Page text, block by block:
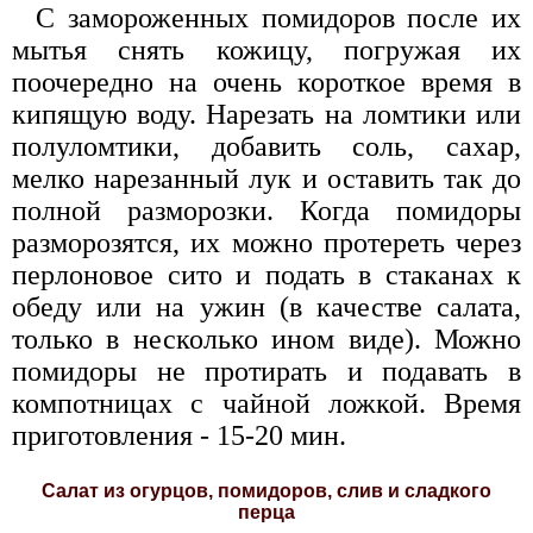
С замороженных помидоров после их
мытья снять кожицу, погружая их
поочередно на очень короткое время в
кипящую воду. Нарезать на ломтики или
полуломтики, добавить соль, сахар,
мелко нарезанный лук и оставить так до
полной разморозки. Когда помидоры
разморозятся, их можно протереть через
перлоновое сито и подать в стаканах к
обеду или на ужин (в качестве салата,
только в несколько ином виде). Можно
помидоры не протирать и подавать в
компотницах с чайной ложкой. Время
приготовления - 15-20 мин.
Салат из огурцов, помидоров, слив и сладкого
перца